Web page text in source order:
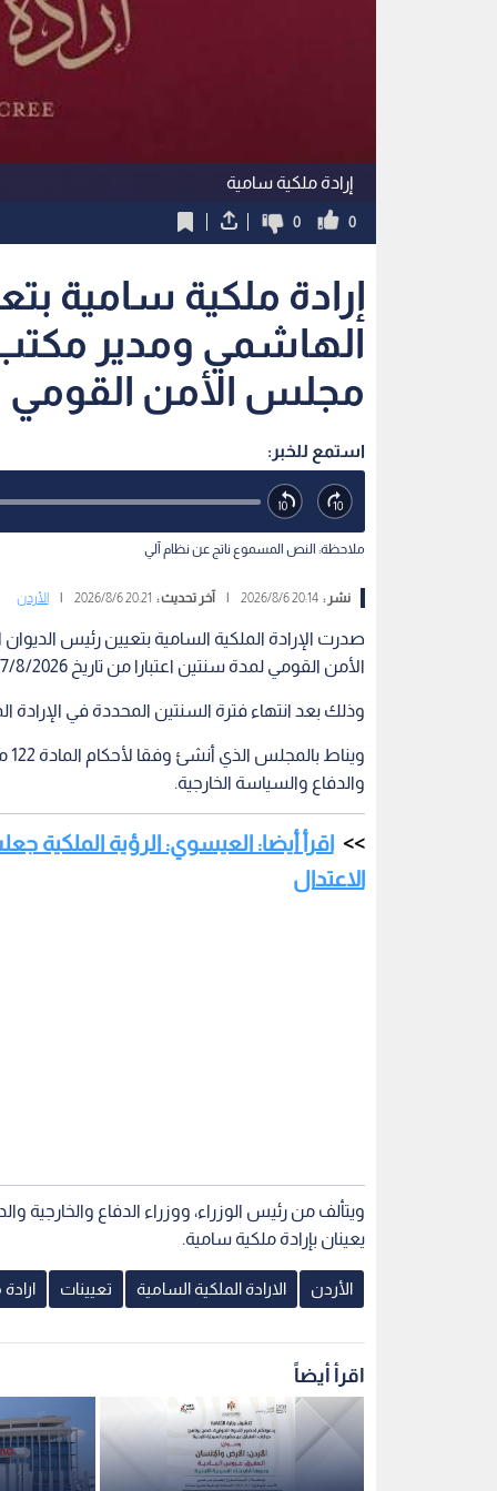
إرادة ملكية سامية
0
0
إرادة ملكية سامية
الهاشمي ومدير
مجلس الأمن القومي
استمع للخبر:
ملاحظة: النص المسموع ناتج عن نظام آلي
نشر :20:14 2026/8/6 آخر تحديث : 20:21 2026/8/6 الأردن
صدرت الإرادة الملكية السامية بتعيين رئيس
الأمن القومي لمدة سنتين اعتبارا من تاريخ 7/8/2026.
وذلك بعد انتهاء فترة السنتين المحددة في الإرادة
والدفاع والسياسة الخارجية.
اقرأ أيضا: العيسوي: الرؤية الملكية
الاعتدال
ويتألف من رئيس الوزراء، ووزراء الدفاع والخارجية
يعينان بإرادة ملكية سامية.
الأردن الارادة الملكية السامية تعيينات
اقرأ أيضاً